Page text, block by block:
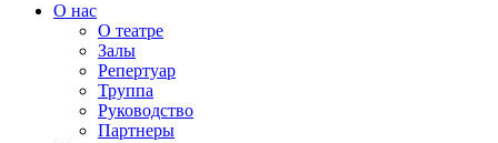
О нас
О театре
Залы
Репертуар
Труппа
Руководство
Партнеры